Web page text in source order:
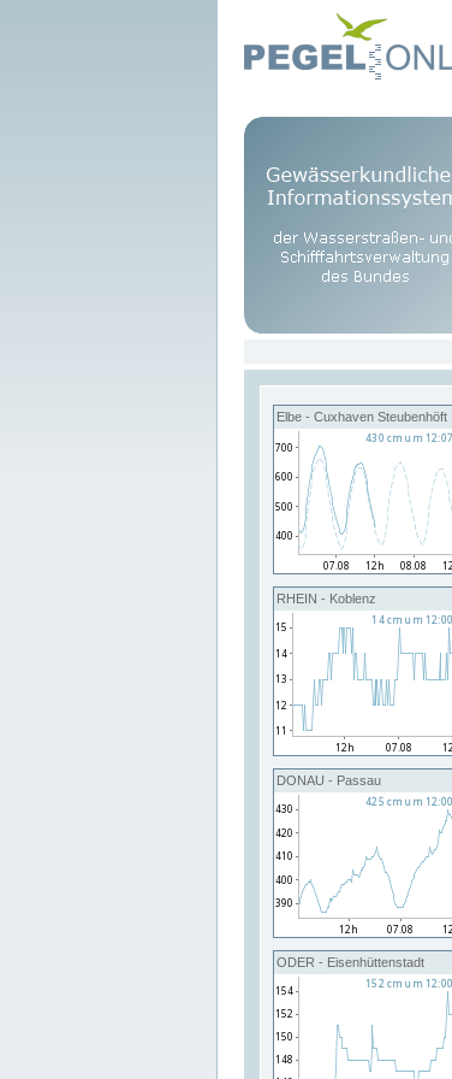
Elbe - Cuxhaven Steubenhöft
RHEIN - Koblenz
DONAU - Passau
ODER - Eisenhüttenstadt